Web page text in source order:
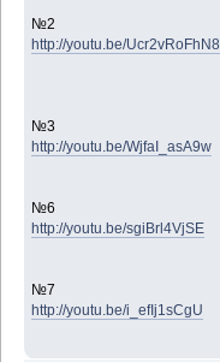
№2
http://youtu.be/Ucr2vRoFhN8
№3
http://youtu.be/WjfaI_asA9w
№6
http://youtu.be/sgiBrl4VjSE
№7
http://youtu.be/i_efIj1sCgU